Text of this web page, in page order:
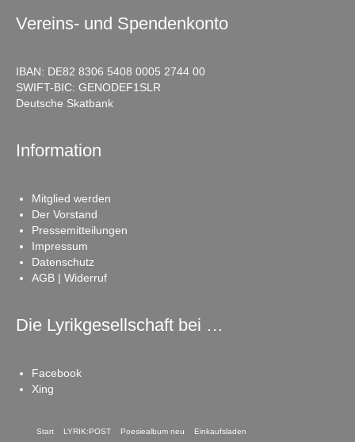
Vereins- und Spendenkonto
IBAN: DE82 8306 5408 0005 2744 00
SWIFT-BIC: GENODEF1SLR
Deutsche Skatbank
Information
Mitglied werden
Der Vorstand
Pressemitteilungen
Impressum
Datenschutz
AGB | Widerruf
Die Lyrikgesellschaft bei …
Facebook
Xing
Start LYRIK:POST Poesiealbum neu Einkaufsladen